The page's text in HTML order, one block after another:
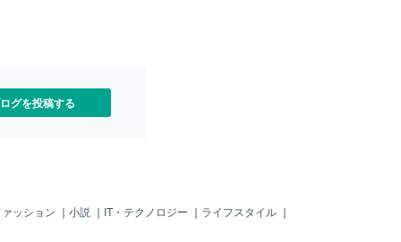
グを投稿する
ッション ｜ 小説 ｜ IT・テクノロジー ｜ ライフスタイル ｜